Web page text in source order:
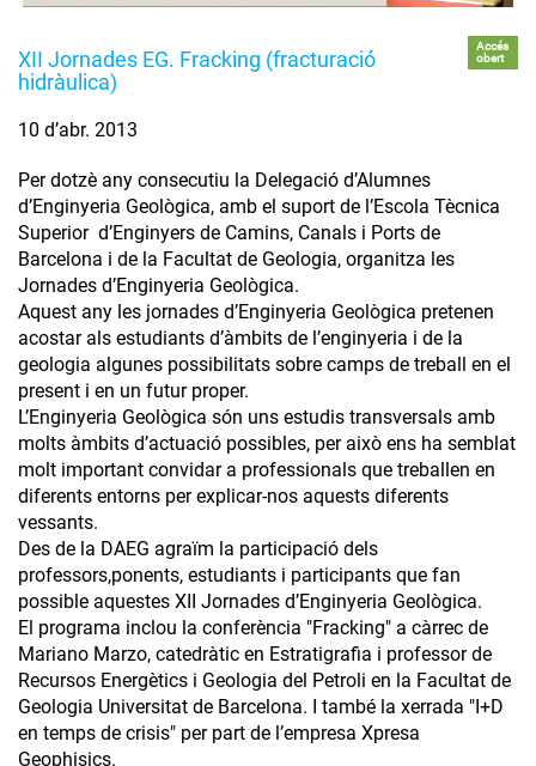
XII Jornades EG. Fracking (fracturació
hidràulica)
Accés
obert
10 d’abr. 2013
Per dotzè any consecutiu la Delegació d’Alumnes
d’Enginyeria Geològica, amb el suport de l’Escola Tècnica
Superior d’Enginyers de Camins, Canals i Ports de
Barcelona i de la Facultat de Geologia, organitza les
Jornades d’Enginyeria Geològica.
Aquest any les jornades d’Enginyeria Geològica pretenen
acostar als estudiants d’àmbits de l’enginyeria i de la
geologia algunes possibilitats sobre camps de treball en el
present i en un futur proper.
L’Enginyeria Geològica són uns estudis transversals amb
molts àmbits d’actuació possibles, per això ens ha semblat
molt important convidar a professionals que treballen en
diferents entorns per explicar-nos aquests diferents
vessants.
Des de la DAEG agraïm la participació dels
professors,ponents, estudiants i participants que fan
possible aquestes XII Jornades d’Enginyeria Geològica.
El programa inclou la conferència "Fracking" a càrrec de
Mariano Marzo, catedràtic en Estratigrafia i professor de
Recursos Energètics i Geologia del Petroli en la Facultat de
Geologia Universitat de Barcelona. I també la xerrada "I+D
en temps de crisis" per part de l’empresa Xpresa
Geophisics.